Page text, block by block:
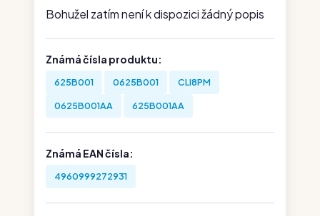
Bohužel zatím není k dispozici žádný popis
Známá čísla produktu:
625B001 0625B001 CLI8PM
0625B001AA 625B001AA
Známá EAN čísla:
4960999272931